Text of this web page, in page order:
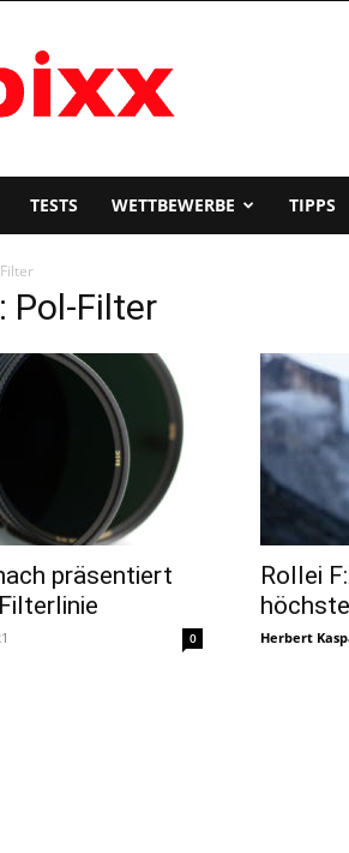
TESTS WETTBEWERBE TIPPS
Pol-Filter
präsentiert
0
Rollei
Herbert